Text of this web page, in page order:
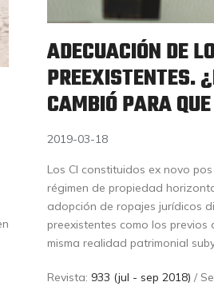
ADECUACIÓN DE
PREEXISTENTES.
CAMBIÓ PARA
2019-03-18
Los CI constituidos ex novo
régimen de propiedad
adopción de ropajes jurídicos
preexistentes como los
misma realidad patrimonial
Revista: 933 (jul - sep 2018) /